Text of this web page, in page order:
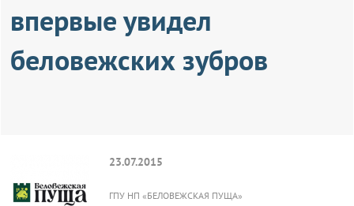
впервые увидел
беловежских зубров
23.07.2015
ГПУ НП «БЕЛОВЕЖСКАЯ ПУЩА»